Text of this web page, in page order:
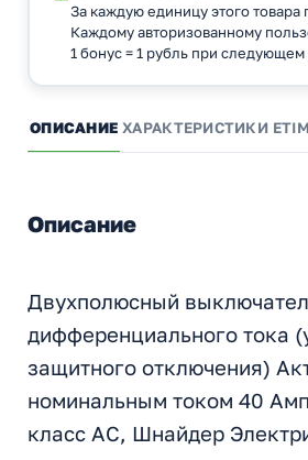
За каждую единицу этого товара
Каждому авторизованному
1 бонус = 1 рубль при следующем
ОПИСАНИЕ ХАРАКТЕРИСТИКИ ETIM
Описание
Двухполюсный
дифференциального тока
защитного отключения)
номинальным током 40
класс AC, Шнайдер